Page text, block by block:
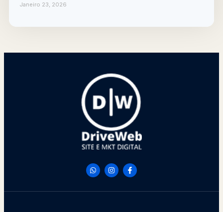
Janeiro 23, 2026